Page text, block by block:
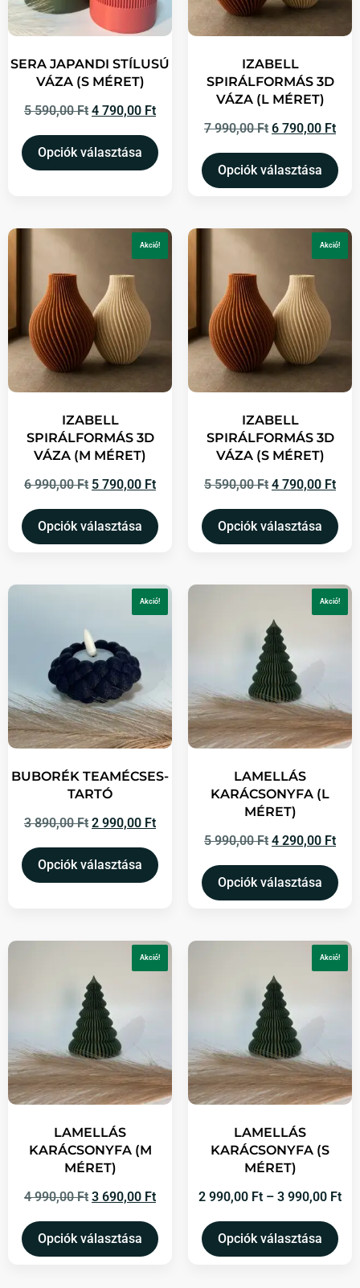
SERA JAPANDI STÍLUSÚ
VÁZA (S MÉRET)
5 590,00Ft 4 790,00 Ft
Opciók választása
IZABELL
SPIRÁLFORMÁS 3D
VÁZA (L MÉRET)
7 990,00Ft 6 790,00 Ft
Opciók választása
Akció!
IZABELL
SPIRÁLFORMÁS 3D
VÁZA (M MÉRET)
6 990,00Ft 5 790,00 Ft
Opciók választása
Akció!
IZABELL
SPIRÁLFORMÁS 3D
VÁZA (S MÉRET)
5 590,00Ft 4 790,00 Ft
Opciók választása
Akció!
BUBORÉK TEAMÉCSES-
TARTÓ
3 890,00Ft 2 990,00 Ft
Opciók választása
Akció!
LAMELLÁS
KARÁCSONYFA (L
MÉRET)
5 990,00Ft 4 290,00 Ft
Opciók választása
Akció!
LAMELLÁS
KARÁCSONYFA (M
MÉRET)
4 990,00Ft 3 690,00 Ft
Opciók választása
Akció!
LAMELLÁS
KARÁCSONYFA (S
MÉRET)
2 990,00 Ft – 3 990,00 Ft
Opciók választása